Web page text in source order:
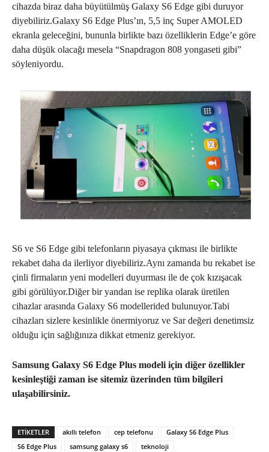
cihazda biraz daha büyütülmüş Galaxy S6 Edge gibi duruyor
diyebiliriz.Galaxy S6 Edge Plus’ın, 5,5 inç Super AMOLED
ekranla geleceğini, bununla birlikte bazı özelliklerin Edge’e göre
daha düşük olacağı mesela “Snapdragon 808 yongaseti gibi”
söyleniyordu.
S6 ve S6 Edge gibi telefonların piyasaya çıkması ile birlikte
rekabet daha da ilerliyor diyebiliriz.Aynı zamanda bu rekabet ise
çinli firmaların yeni modelleri duyurması ile de çok kızışacak
gibi görülüyor.Diğer bir yandan ise replika olarak üretilen
cihazlar arasında Galaxy S6 modellerided bulunuyor.Tabi
cihazları sizlere kesinlikle önermiyoruz ve Sar değeri denetimsiz
olduğu için sağlığınıza dikkat etmeniz gerekiyor.
Samsung Galaxy S6 Edge Plus modeli için diğer özellikler
kesinleştiği zaman ise sitemiz üzerinden tüm bilgileri
ulaşabilirsiniz.
ETIKETLER akıllı telefon cep telefonu
Galaxy S6 Edge Plus
S6 Edge Plus
samsung galaxy s6 teknoloji